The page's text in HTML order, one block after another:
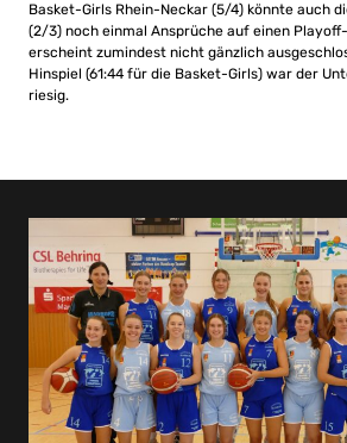
Basket-Girls Rhein-Neckar (5/4) könnte auch
(2/3) noch einmal Ansprüche auf einen
erscheint zumindest nicht gänzlich
Hinspiel (61:44 für die Basket-Girls) war der
riesig.